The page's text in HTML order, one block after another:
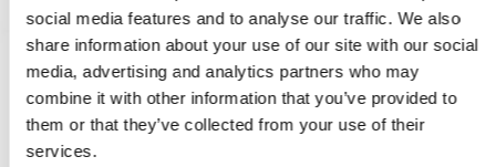
social media features and to analyse our traffic. We also
share information about your use of our site with our social
media, advertising and analytics partners who may
combine it with other information that you’ve provided to
them or that they’ve collected from your use of their
services.